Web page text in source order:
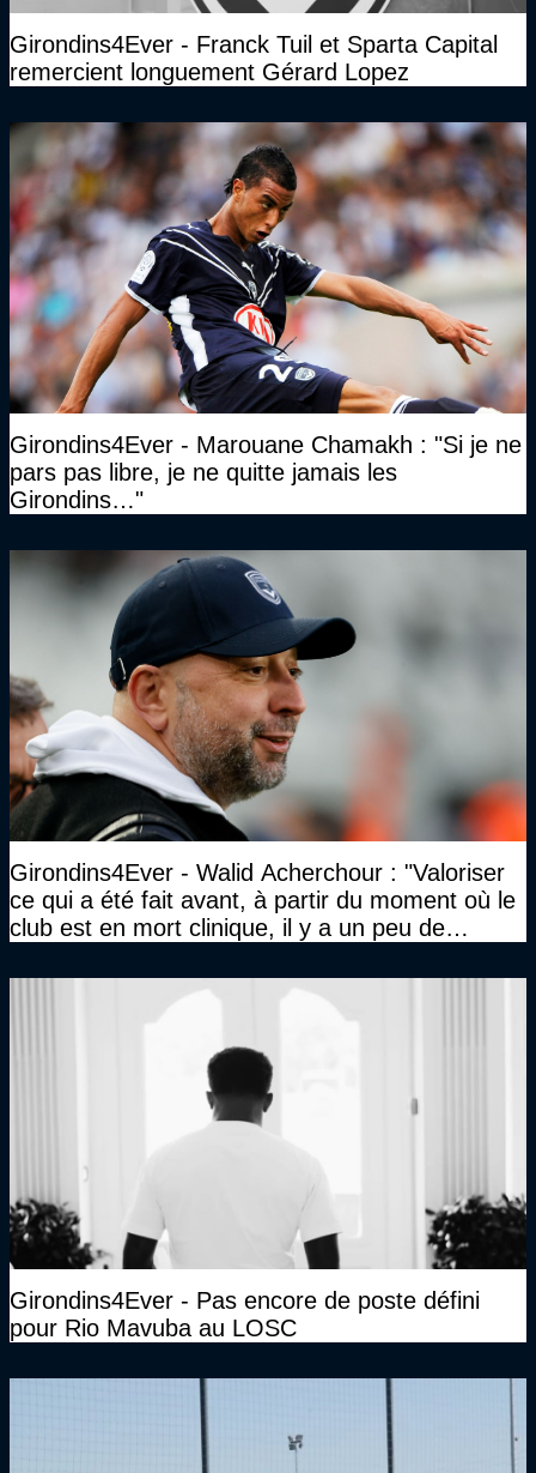
Girondins4Ever - Franck Tuil et Sparta Capital
remercient longuement Gérard Lopez
Girondins4Ever - Marouane Chamakh : "Si je ne
pars pas libre, je ne quitte jamais les
Girondins…"
Girondins4Ever - Walid Acherchour : "Valoriser
ce qui a été fait avant, à partir du moment où le
club est en mort clinique, il y a un peu de
Girondins4Ever - Pas encore de poste défini
pour Rio Mavuba au LOSC